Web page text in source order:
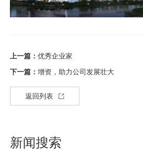
上一篇： 优秀企业家
下一篇： 增资，助力公司发展壮大
返回列表
新闻搜索